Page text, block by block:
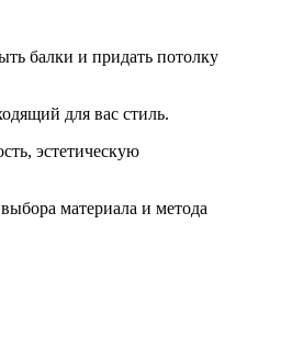
балки и придать потолку
для вас стиль.
эстетическую
материала и метода